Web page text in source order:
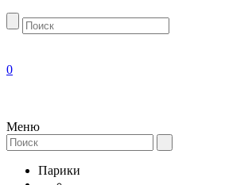
0
Меню
Парики